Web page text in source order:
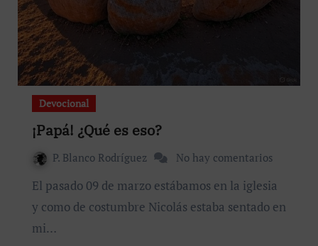
Devocional
¡Papá! ¿Qué es eso?
P. Blanco Rodríguez No hay comentarios
El pasado 09 de marzo estábamos en la iglesia
y como de costumbre Nicolás estaba sentado en
mi…